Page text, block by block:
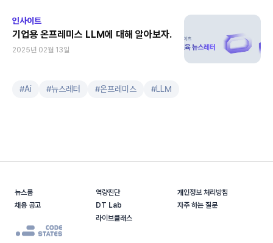
인사이트
기업용 온프레미스 LLM에 대해 알아보자.
2025년 02월 13일
#Ai #뉴스레터 #온프레미스 #LLM
뉴스룸
채용 공고
역량진단
DT Lab
라이브클래스
개인정보 처리방침
자주 하는 질문